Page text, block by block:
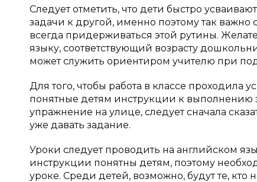
Следует отметить, что дети быстро
задачи к другой, именно поэтому так важно
всегда придерживаться этой рутины.
языку, соответствующий возрасту
может служить ориентиром учителю при
Для того, чтобы работа в классе проходила
понятные детям инструкции к выполнению
упражнение на улице, следует сначала
уже давать задание.
Уроки следует проводить на английском
инструкции понятны детям, поэтому
уроке. Среди детей, возможно, будут те, кто